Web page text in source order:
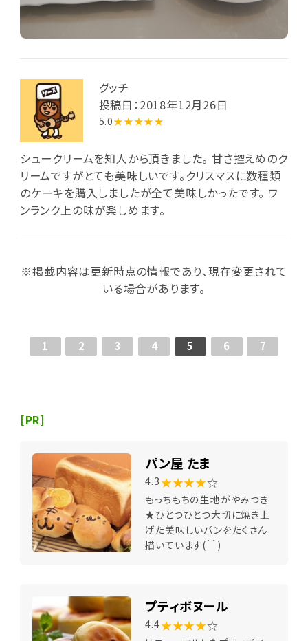
グッチ
投稿日：2018年12月26日
5.0★★★★★
シュークリームを知人から頂きました。 甘さ控えめのク
リームですがとても美味しいです。クリスマスに数種類
のケーキを購入しましたが全て美味しかったです。 ワ
ンランク上の味が楽しめます。
※掲載内容は更新時点の情報であり、現在変更されて
いる場合があります。
1 2 3 4 5 6 7
[PR]
パン屋 たま
4.3 ★★★★☆
もっちもちの生地がやみつき
★ひとつひとつ大切に焼き上
げた美味しいパンをたくさん
描いています(＾＾)
プティボヌール
4.4★★★★☆